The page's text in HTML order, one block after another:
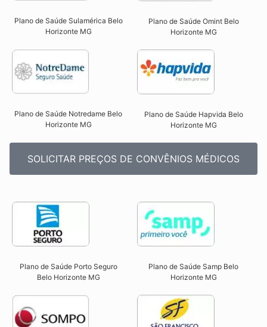
Plano de Saúde Sulamérica Belo
Horizonte MG
Plano de Saúde Omint Belo
Horizonte MG​
Plano de Saúde Notredame Belo
Horizonte MG​
Plano de Saúde Hapvida Belo
Horizonte MG​
SOLICITAR PREÇOS DE CONVÊNIOS MÉDICOS
Plano de Saúde Porto Seguro
Belo Horizonte MG​
Plano de Saúde Samp Belo
Horizonte MG​